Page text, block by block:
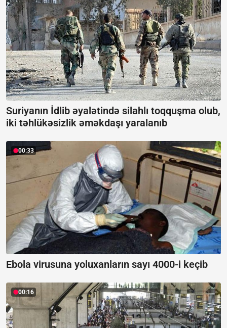
Suriyanın İdlib əyalətində silahlı toqquşma olub,
iki təhlükəsizlik əməkdaşı yaralanıb
00:33
Ebola virusuna yoluxanların sayı 4000-i keçib
00:16